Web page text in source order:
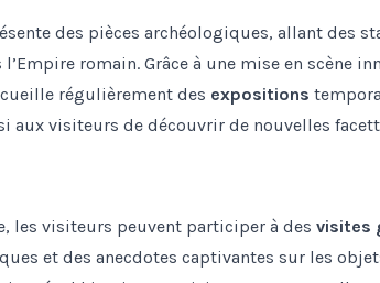
des pièces archéologiques, allant des
romain. Grâce à une mise en scène
régulièrement des expositions
aux visiteurs de découvrir de nouvelles
les visiteurs peuvent participer à des visites
et des anecdotes captivantes sur les